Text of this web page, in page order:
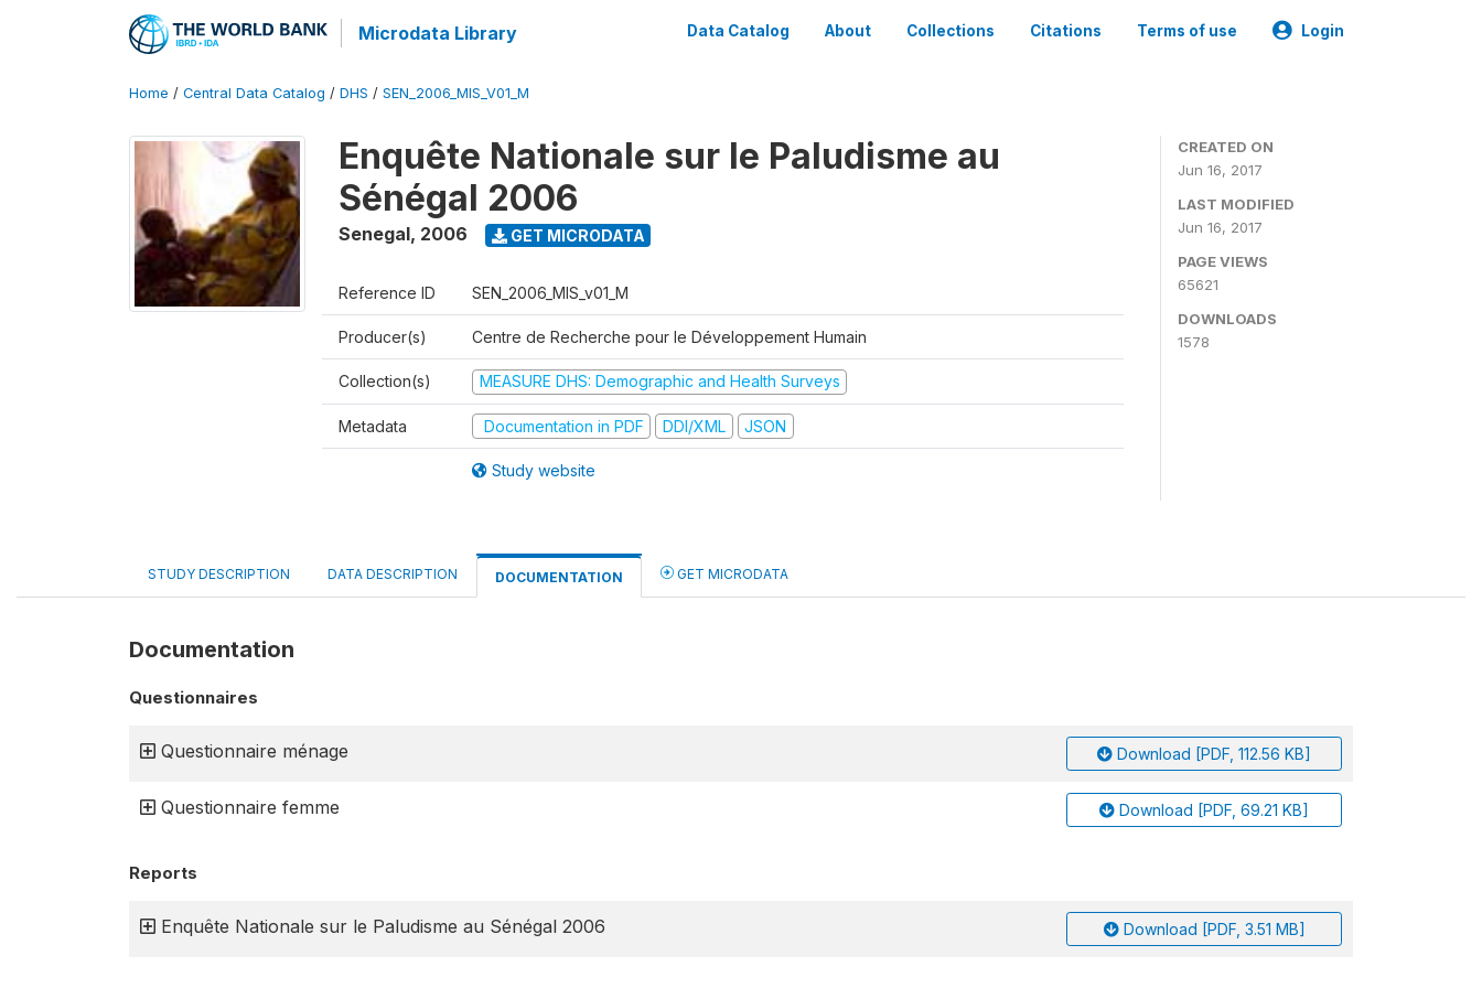
Microdata Library Data Catalog About Collections Citations Terms of use Login
Home / Central Data Catalog / DHS / SEN_2006_MIS_V01_M
Enquête Nationale sur le Paludisme au
Sénégal 2006
Senegal, 2006 GET MICRODATA
Reference ID SEN_2006_MIS_v01_M
Producer(s) Centre de Recherche pour le Développement Humain
Collection(s) MEASURE DHS: Demographic and Health Surveys
Metadata Documentation in PDF DDI/XML JSON
Study website
CREATED ON
Jun 16, 2017
LAST MODIFIED
Jun 16, 2017
PAGE VIEWS
65621
DOWNLOADS
1578
STUDY DESCRIPTION DATA DESCRIPTION DOCUMENTATION GET MICRODATA
Documentation
Questionnaires
Questionnaire ménage Download [PDF, 112.56 KB]
Questionnaire femme Download [PDF, 69.21 KB]
Reports
Enquête Nationale sur le Paludisme au Sénégal 2006 Download [PDF, 3.51 MB]